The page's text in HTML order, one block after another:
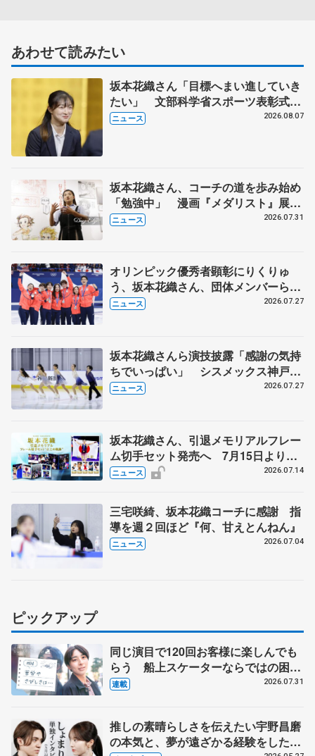
あわせて読みたい
坂本花織さん「目標へまい進していき
たい」 文部科学省スポーツ表彰式で
代表謝辞
ニュース 2026.08.07
坂本花織さん、コーチの道を歩み始め
「勉強中」 漫画『メダリスト』展覧
会で子どもたちにエール
ニュース 2026.07.31
オリンピック優秀者顕彰にりくりゅ
う、坂本花織さん、団体メンバーら
8月7日に文科省が表彰式、ブルーノ・
ニュース 2026.07.27
坂本花織さんら演技披露「感謝の気持
ちでいっぱい」 シスメックス神戸ア
イスキャンパス開場1周年イベント
ニュース 2026.07.27
坂本花織さん、引退メモリアルフレー
ム切手セット発売へ 7月15日より申
込受付開始
ニュース 2026.07.14
三宅咲綺、坂本花織コーチに感謝 指
導を週２回ほど『何、甘えとんねん』
ニュース 2026.07.04
ピックアップ
同じ演目で120回お客様に楽しんでも
らう 船上スケーターならではの困難
とは 影響あったPIW前キャプテン松
連載 2026.07.31
推しの素晴らしさを伝えたい宇野昌磨
の本気と、夢が遠ざかる経験をした本